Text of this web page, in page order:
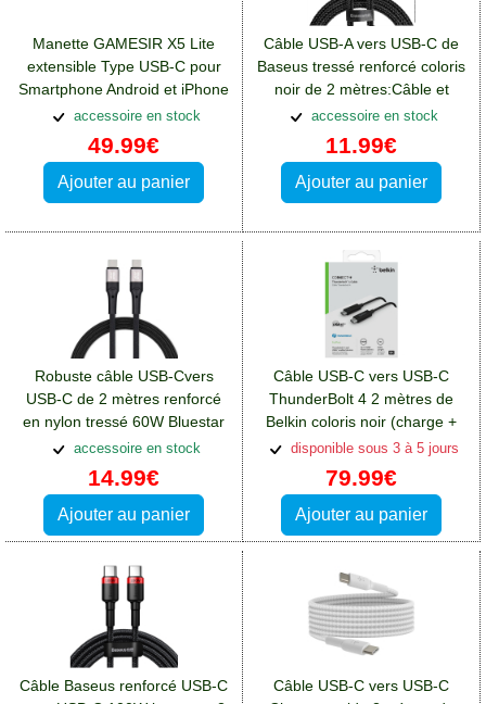
Manette GAMESIR X5 Lite
extensible Type USB-C pour
Smartphone Android et iPhone
accessoire en stock
49.99€
Ajouter au panier
Câble USB-A vers USB-C de
Baseus tressé renforcé coloris
noir de 2 mètres:Câble et
connectivité Blackberry Key2
accessoire en stock
11.99€
Ajouter au panier
Robuste câble USB-Cvers
USB-C de 2 mètres renforcé
en nylon tressé 60W Bluestar
accessoire en stock
14.99€
Ajouter au panier
Câble USB-C vers USB-C
ThunderBolt 4 2 mètres de
Belkin coloris noir (charge +
synchronisation)
disponible sous 3 à 5 jours
79.99€
Ajouter au panier
Câble Baseus renforcé USB-C
Câble USB-C vers USB-C